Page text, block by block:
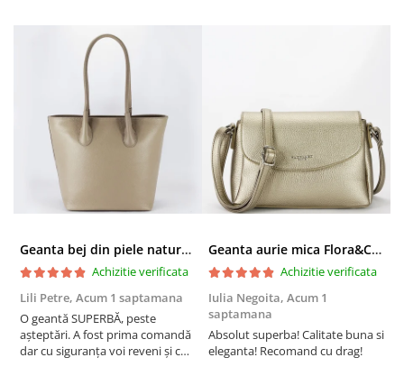
Geanta bej din piele naturala 8966 123
Achizitie verificata
Lili Petre, Acum 1 saptamana
O geantă SUPERBĂ, peste
așteptări. A fost prima comandă
dar cu siguranța voi reveni și cu
Geanta aurie mica Flora&CO Paris H6930 16
Achizitie verificata
Iulia Negoita, Acum 1
saptamana
Absolut superba! Calitate buna si
eleganta! Recomand cu drag!